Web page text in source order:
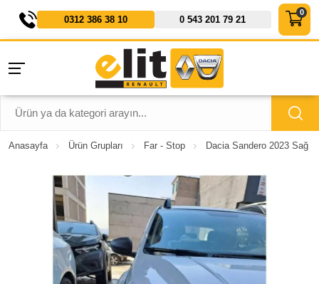
0312 386 38 10 0 543 201 79 21
Anasayfa Ürün Grupları Far - Stop Dacia Sandero 2023 Sağ